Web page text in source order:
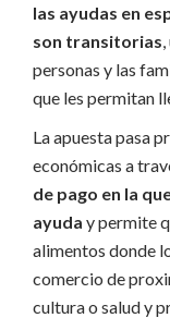
las ayudas en
son transitorias
personas y las
que les permitan
La apuesta pasa
económicas a
de pago en la
ayuda y permite
alimentos donde
comercio de
cultura o salud y